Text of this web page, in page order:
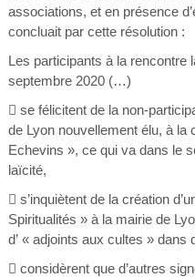
associations, et en présence
concluait par cette résolution :
Les participants à la rencontre
septembre 2020 (…)
 se félicitent de la non-
de Lyon nouvellement élu, à
Echevins », ce qui va dans le
laïcité,
 s’inquiètent de la création
Spiritualités » à la mairie de
d’ « adjoints aux cultes »
 considèrent que d’autres